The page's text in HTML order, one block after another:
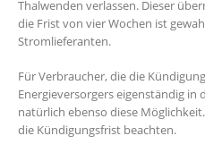
Thalwenden verlassen. Dieser
die Frist von vier Wochen ist
Stromlieferanten.
Für Verbraucher, die die
Energieversorgers eigenständig in
natürlich ebenso diese
die Kündigungsfrist beachten.